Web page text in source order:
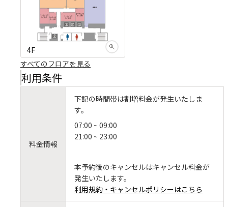
4F
すべてのフロアを見る
利用条件
料金情報
下記の時間帯は割増料金が発生いたしま
す。
07:00 ~ 09:00
21:00 ~ 23:00
本予約後のキャンセルはキャンセル料金が
発生いたします。
利用規約・キャンセルポリシーはこちら